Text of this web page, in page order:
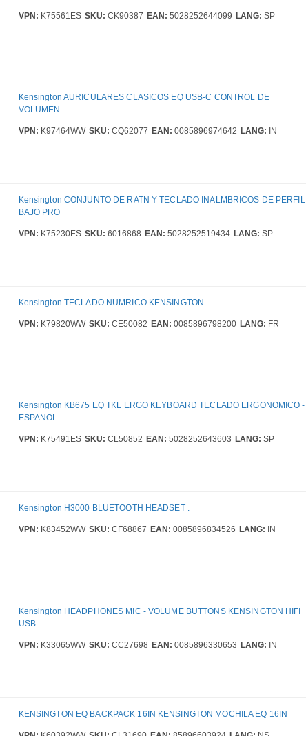
VPN: K75561ES SKU: CK90387 EAN: 5028252644099 LANG: SP
Kensington AURICULARES CLASICOS EQ USB-C CONTROL DE
VOLUMEN
VPN: K97464WW SKU: CQ62077 EAN: 0085896974642 LANG: IN
Kensington CONJUNTO DE RATN Y TECLADO INALMBRICOS DE PERFIL
BAJO PRO
VPN: K75230ES SKU: 6016868 EAN: 5028252519434 LANG: SP
Kensington TECLADO NUMRICO KENSINGTON
VPN: K79820WW SKU: CE50082 EAN: 0085896798200 LANG: FR
Kensington KB675 EQ TKL ERGO KEYBOARD TECLADO ERGONOMICO -
ESPANOL
VPN: K75491ES SKU: CL50852 EAN: 5028252643603 LANG: SP
Kensington H3000 BLUETOOTH HEADSET .
VPN: K83452WW SKU: CF68867 EAN: 0085896834526 LANG: IN
Kensington HEADPHONES MIC - VOLUME BUTTONS KENSINGTON HIFI
USB
VPN: K33065WW SKU: CC27698 EAN: 0085896330653 LANG: IN
KENSINGTON EQ BACKPACK 16IN KENSINGTON MOCHILA EQ 16IN